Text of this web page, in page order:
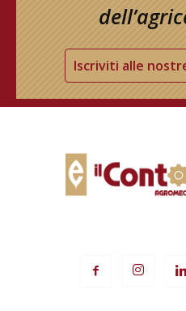
Iscriviti alle